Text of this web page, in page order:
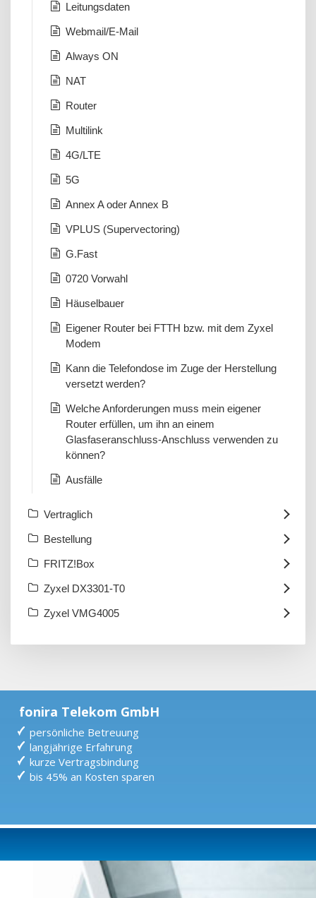
fonira Telekom GmbH
persönliche Betreuung
langjährige Erfahrung
kurze Vertragsbindung
bis 45% an Kosten sparen
Leitungsdaten
Webmail/E-Mail
Always ON
NAT
Router
Multilink
4G/LTE
5G
Annex A oder Annex B
VPLUS (Supervectoring)
G.Fast
0720 Vorwahl
Häuselbauer
Eigener Router bei FTTH bzw. mit dem Zyxel
Modem
Kann die Telefondose im Zuge der Herstellung
versetzt werden?
Welche Anforderungen muss mein eigener
Router erfüllen, um ihn an einem
Glasfaseranschluss-Anschluss verwenden zu
können?
Ausfälle
Vertraglich
Bestellung
FRITZ!Box
Zyxel DX3301-T0
Zyxel VMG4005